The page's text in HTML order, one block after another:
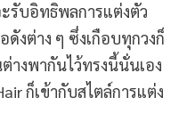
รับอิทธิพลการแต่งตัว
งต่าง ๆ ซึ่งเกือบทุกวงก็
างพากันไว้ทรงนี้นั่นเอง
ก็เข้ากับสไตล์การแต่ง